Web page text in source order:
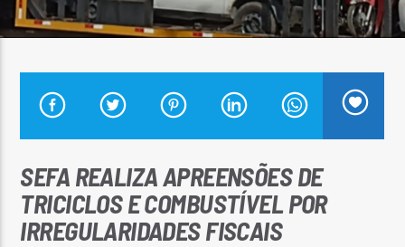
SEFA REALIZA APREENSÕES DE
TRICICLOS E COMBUSTÍVEL POR
IRREGULARIDADES FISCAIS